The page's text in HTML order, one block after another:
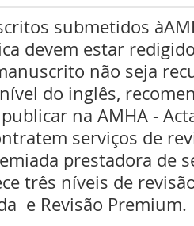
submetidos
devem estar
não seja
do inglês,
na AMHA -
serviços de
prestadora de
três níveis de
e Revisão Premium.